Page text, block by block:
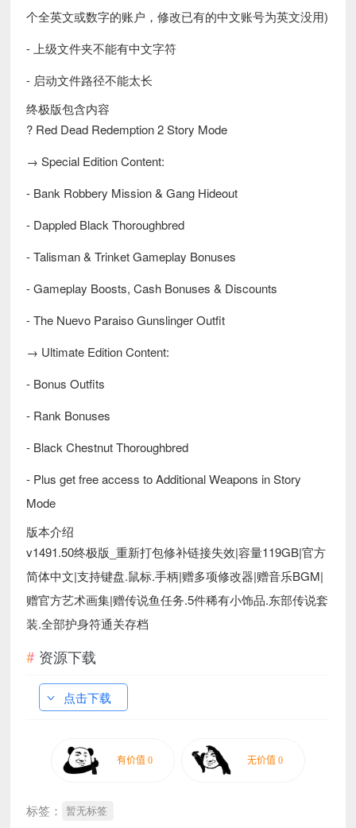
个全英文或数字的账户，修改已有的中文账号为英文没用)
- 上级文件夹不能有中文字符
- 启动文件路径不能太长
终极版包含内容
? Red Dead Redemption 2 Story Mode
→ Special Edition Content:
- Bank Robbery Mission & Gang Hideout
- Dappled Black Thoroughbred
- Talisman & Trinket Gameplay Bonuses
- Gameplay Boosts, Cash Bonuses & Discounts
- The Nuevo Paraiso Gunslinger Outfit
→ Ultimate Edition Content:
- Bonus Outfits
- Rank Bonuses
- Black Chestnut Thoroughbred
- Plus get free access to Additional Weapons in Story
Mode
版本介绍
v1491.50终极版_重新打包修补链接失效|容量119GB|官方
简体中文|支持键盘.鼠标.手柄|赠多项修改器|赠音乐BGM|
赠官方艺术画集|赠传说鱼任务.5件稀有小饰品.东部传说套
装.全部护身符通关存档
资源下载
点击下载
标签： 暂无标签